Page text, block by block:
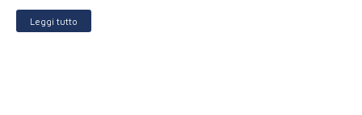
Leggi tutto